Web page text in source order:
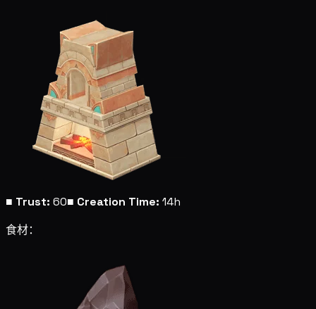
■ Trust: 60■ Creation Time: 14h
食材：